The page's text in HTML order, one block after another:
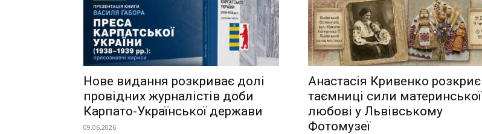
Нове видання розкриває долі
провідних журналістів доби
Карпато-Української держави
09.06.2026
Анастасія Кривенко розкриє
таємниці сили материнської
любові у Львівському
Фотомузеї